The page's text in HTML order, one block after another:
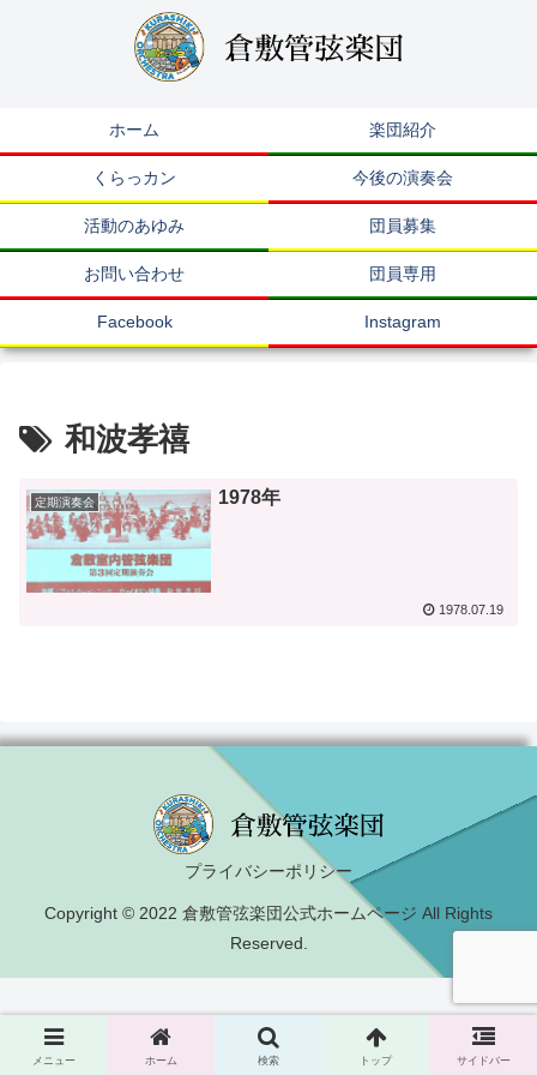
ホーム 楽団紹介
くらっカン 今後の演奏会
活動のあゆみ 団員募集
お問い合わせ 団員専用
Facebook Instagram
和波孝禧
定期演奏会 1978年
1978.07.19
プライバシーポリシー
Copyright © 2022 倉敷管弦楽団公式ホームページ All Rights
Reserved.
メニュー ホーム 検索 トップ サイドバー